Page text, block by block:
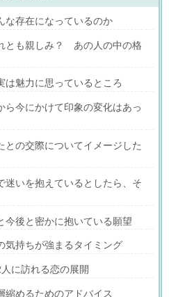
な存在になっているのか
も親しみ？ あの人の中の格
は魅力に思っているところ
ら今にかけて印象の変化はあっ
との交際についてイメージした
迷いを抱えているとしたら、そ
今後と密かに抱いている願望
気持ちが強まるタイミング
に訪れる恋の展開
縮めるためのアドバイス